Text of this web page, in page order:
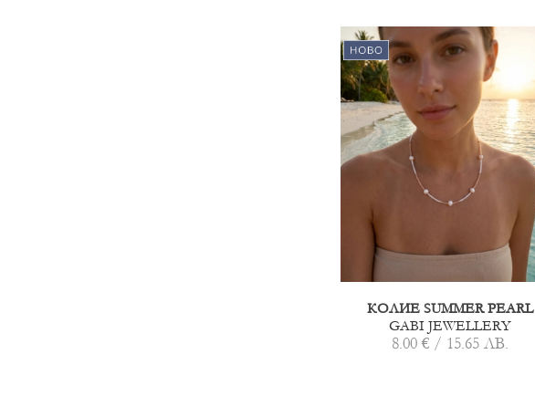
КОЛИЕ SUMMER PEARL
GABI JEWELLERY
8.00 € / 15.65 ЛВ.